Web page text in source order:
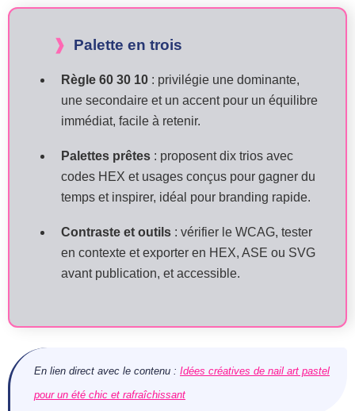
Palette en trois
Règle 60 30 10 : privilégie une dominante,
une secondaire et un accent pour un équilibre
immédiat, facile à retenir.
Palettes prêtes : proposent dix trios avec
codes HEX et usages conçus pour gagner du
temps et inspirer, idéal pour branding rapide.
Contraste et outils : vérifier le WCAG, tester
en contexte et exporter en HEX, ASE ou SVG
avant publication, et accessible.
En lien direct avec le contenu : Idées créatives de nail art pastel
pour un été chic et rafraîchissant